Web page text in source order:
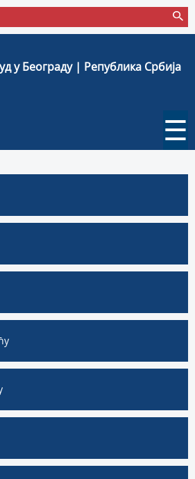
у Београду | Република Србија
☰